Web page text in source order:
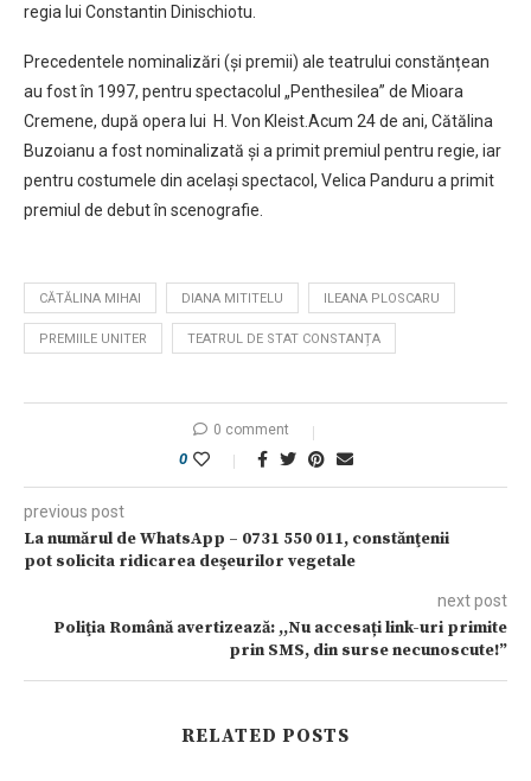
regia lui Constantin Dinischiotu.
Precedentele nominalizări (și premii) ale teatrului constănțean
au fost în 1997, pentru spectacolul „Penthesilea” de Mioara
Cremene, după opera lui H. Von Kleist.Acum 24 de ani, Cătălina
Buzoianu a fost nominalizată și a primit premiul pentru regie, iar
pentru costumele din același spectacol, Velica Panduru a primit
premiul de debut în scenografie.
CĂTĂLINA MIHAI DIANA MITITELU ILEANA PLOSCARU
PREMIILE UNITER TEATRUL DE STAT CONSTANȚA
0 comment
0
previous post
La numărul de WhatsApp – 0731 550 011, constănţenii
pot solicita ridicarea deşeurilor vegetale
next post
Poliţia Română avertizează: ,,Nu accesați link-uri primite
prin SMS, din surse necunoscute!”
RELATED POSTS